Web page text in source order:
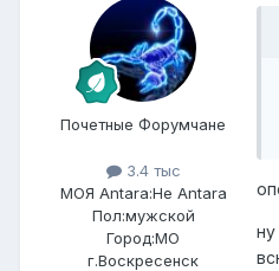
Почетные Форумчане
3.4 тыс
МОЯ Antara:Не Antara
Пол:мужской
Город:МО
г.Воскресенск